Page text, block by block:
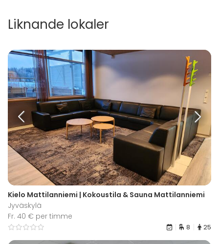
Liknande lokaler
Kielo Mattilanniemi | Kokoustila & Sauna Mattilanniemi
Jyväskylä
Fr. 40 € per timme
8 25